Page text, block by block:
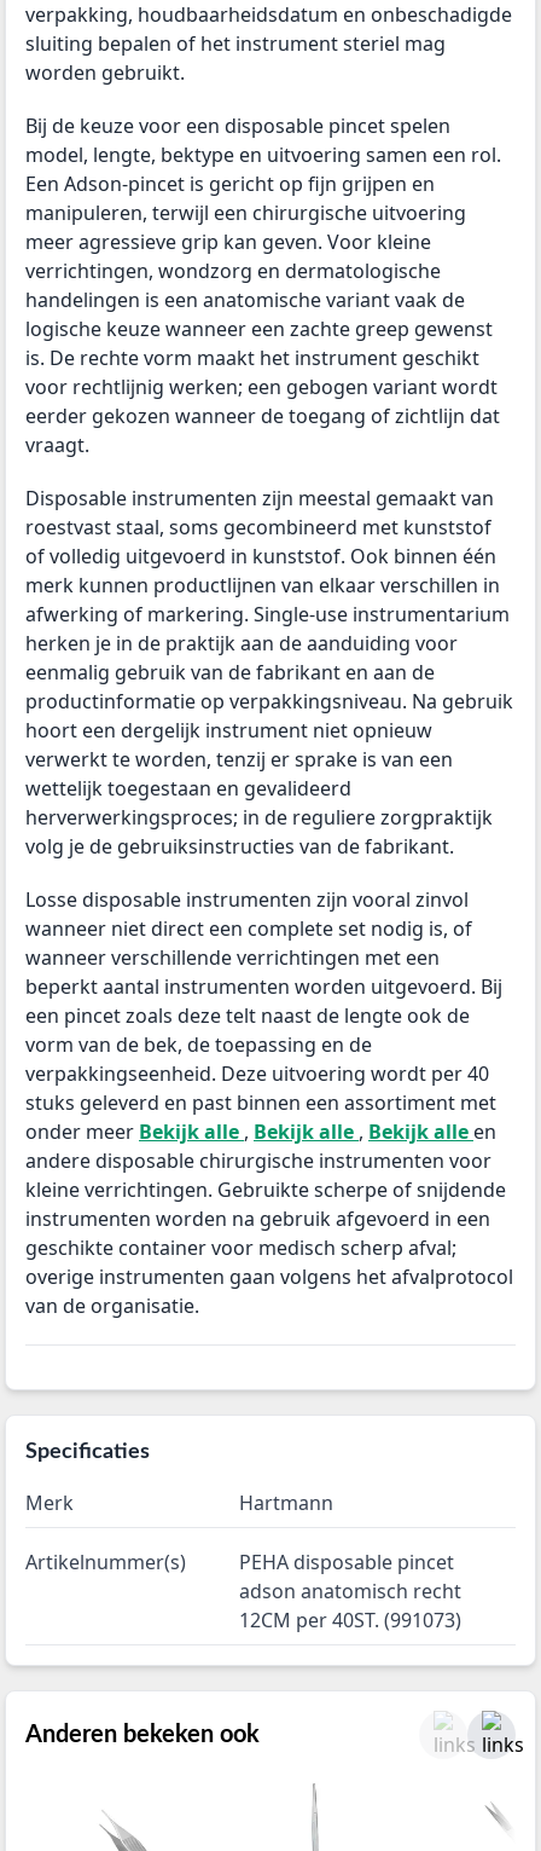
verpakking, houdbaarheidsdatum en onbeschadigde
sluiting bepalen of het instrument steriel mag
worden gebruikt.
Bij de keuze voor een disposable pincet spelen
model, lengte, bektype en uitvoering samen een rol.
Een Adson-pincet is gericht op fijn grijpen en
manipuleren, terwijl een chirurgische uitvoering
meer agressieve grip kan geven. Voor kleine
verrichtingen, wondzorg en dermatologische
handelingen is een anatomische variant vaak de
logische keuze wanneer een zachte greep gewenst
is. De rechte vorm maakt het instrument geschikt
voor rechtlijnig werken; een gebogen variant wordt
eerder gekozen wanneer de toegang of zichtlijn dat
vraagt.
Disposable instrumenten zijn meestal gemaakt van
roestvast staal, soms gecombineerd met kunststof
of volledig uitgevoerd in kunststof. Ook binnen één
merk kunnen productlijnen van elkaar verschillen in
afwerking of markering. Single-use instrumentarium
herken je in de praktijk aan de aanduiding voor
eenmalig gebruik van de fabrikant en aan de
productinformatie op verpakkingsniveau. Na gebruik
hoort een dergelijk instrument niet opnieuw
verwerkt te worden, tenzij er sprake is van een
wettelijk toegestaan en gevalideerd
herverwerkingsproces; in de reguliere zorgpraktijk
volg je de gebruiksinstructies van de fabrikant.
Losse disposable instrumenten zijn vooral zinvol
wanneer niet direct een complete set nodig is, of
wanneer verschillende verrichtingen met een
beperkt aantal instrumenten worden uitgevoerd. Bij
een pincet zoals deze telt naast de lengte ook de
vorm van de bek, de toepassing en de
verpakkingseenheid. Deze uitvoering wordt per 40
stuks geleverd en past binnen een assortiment met
onder meer Bekijk alle , Bekijk alle , Bekijk alle en
andere disposable chirurgische instrumenten voor
kleine verrichtingen. Gebruikte scherpe of snijdende
instrumenten worden na gebruik afgevoerd in een
geschikte container voor medisch scherp afval;
overige instrumenten gaan volgens het afvalprotocol
van de organisatie.
Specificaties
Merk Hartmann
Artikelnummer(s)
PEHA disposable pincet
adson anatomisch recht
12CM per 40ST. (991073)
Anderen bekeken ook